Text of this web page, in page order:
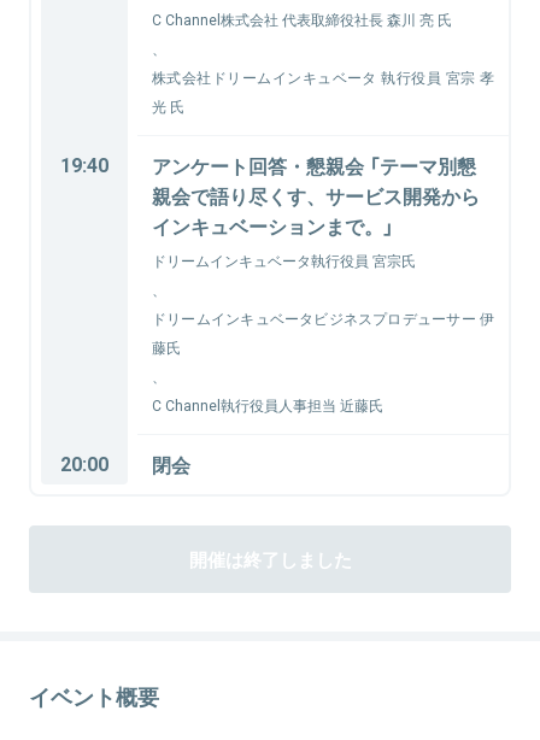
C Channel株式会社 代表取締役社長 森川 亮 氏
株式会社ドリームインキュベータ 執行役員 宮宗 孝
光 氏
19:40
アンケート回答・懇親会 「テーマ別懇
親会で語り尽くす、サービス開発から
インキュベーションまで。」
ドリームインキュベータ執行役員 宮宗氏
ドリームインキュベータビジネスプロデューサー 伊
藤氏
C Channel執行役員人事担当 近藤氏
20:00 閉会
開催は終了しました
イベント概要